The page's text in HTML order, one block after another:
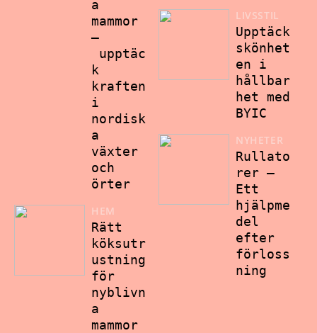
a
mammor
–
upptäc
k
kraften
i
nordisk
a
växter
och
örter
HEM
Rätt
köksutr
ustning
för
nyblivn
a
mammor
LIVSSTIL
Upptäck
skönhet
en i
hållbar
het med
BYIC
NYHETER
Rullato
rer –
Ett
hjälpme
del
efter
förloss
ning